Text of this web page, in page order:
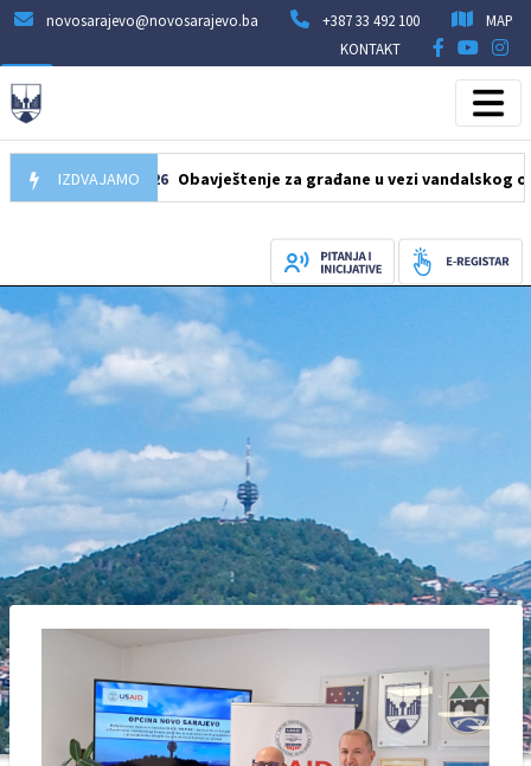
novosarajevo@novosarajevo.ba +387 33 492 100
MAP
KONTAKT
IZDVAJAMO
10.08.2026 Obavještenje za građane u vezi vandalskog